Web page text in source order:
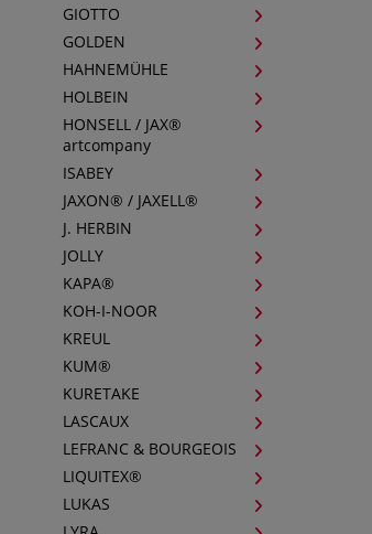
GIOTTO
GOLDEN
HAHNEMÜHLE
HOLBEIN
HONSELL / JAX®
artcompany
ISABEY
JAXON® / JAXELL®
J. HERBIN
JOLLY
KAPA®
KOH-I-NOOR
KREUL
KUM®
KURETAKE
LASCAUX
LEFRANC & BOURGEOIS
LIQUITEX®
LUKAS